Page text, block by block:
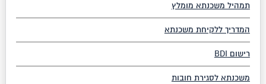
תמהיל משכנתא מומלץ
המדריך ללקיחת משכנתא
רישום BDI
משכנתא לסגירת חובות